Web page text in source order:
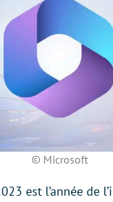
© Microsoft
est l’année de